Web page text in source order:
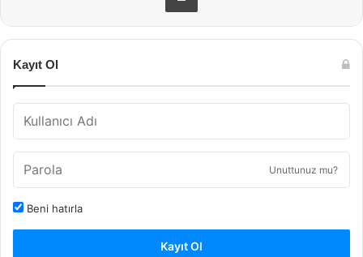
Kayıt Ol
Unuttunuz mu?
Beni hatırla
Kayıt Ol